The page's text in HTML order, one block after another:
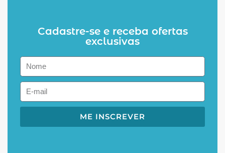
Cadastre-se e receba ofertas
exclusivas
ME INSCREVER